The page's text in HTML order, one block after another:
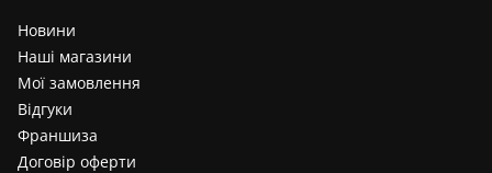
Новини
Наші магазини
Мої замовлення
Відгуки
Франшиза
Договір оферти